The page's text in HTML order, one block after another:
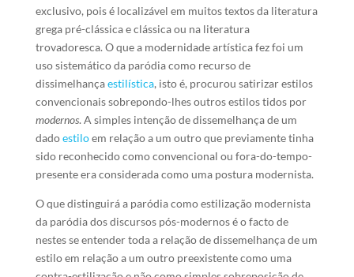
exclusivo, pois é localizável em muitos textos da literatura
grega pré-clássica e clássica ou na literatura
trovadoresca. O que a modernidade artística fez foi um
uso sistemático da paródia como recurso de
dissimelhançaestilística, isto é, procurou satirizar estilos
convencionais sobrepondo-lhes outros estilos tidos por
modernos. A simples intenção de dissemelhança de um
dadoestiloem relação a um outro que previamente tinha
sido reconhecido como convencional ou fora-do-tempo-
presente era considerada como uma postura modernista.
O que distinguirá a paródia como estilização modernista
da paródia dos discursos pós-modernos é o facto de
nestes se entender toda a relação de dissemelhança de um
estilo em relação a um outro preexistente como uma